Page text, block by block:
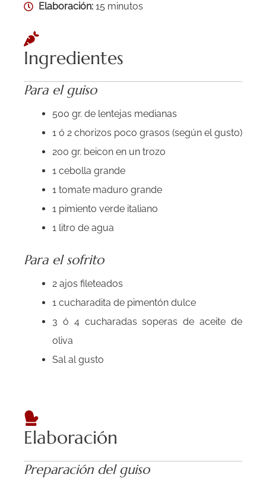
Elaboración: 15 minutos
Ingredientes
Para el guiso
500 gr. de lentejas medianas
1 ó 2 chorizos poco grasos (según el gusto)
200 gr. beicon en un trozo
1 cebolla grande
1 tomate maduro grande
1 pimiento verde italiano
1 litro de agua
Para el sofrito
2 ajos fileteados
1 cucharadita de pimentón dulce
3 ó 4 cucharadas soperas de aceite de
oliva
Sal al gusto
Elaboración
Preparación del guiso